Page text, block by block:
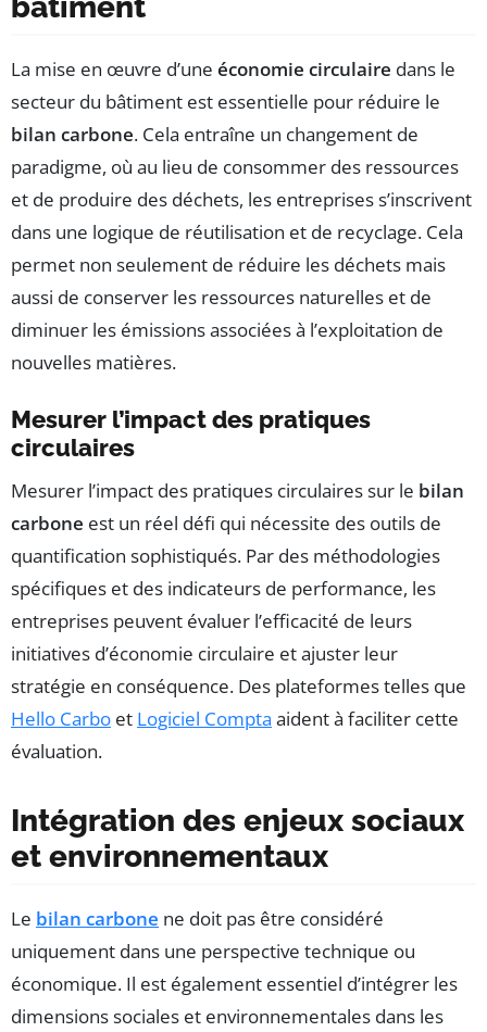
bâtiment
La mise en œuvre d’une économie circulaire dans le
secteur du bâtiment est essentielle pour réduire le
bilan carbone. Cela entraîne un changement de
paradigme, où au lieu de consommer des ressources
et de produire des déchets, les entreprises s’inscrivent
dans une logique de réutilisation et de recyclage. Cela
permet non seulement de réduire les déchets mais
aussi de conserver les ressources naturelles et de
diminuer les émissions associées à l’exploitation de
nouvelles matières.
Mesurer l’impact des pratiques
circulaires
Mesurer l’impact des pratiques circulaires sur le bilan
carbone est un réel défi qui nécessite des outils de
quantification sophistiqués. Par des méthodologies
spécifiques et des indicateurs de performance, les
entreprises peuvent évaluer l’efficacité de leurs
initiatives d’économie circulaire et ajuster leur
stratégie en conséquence. Des plateformes telles que
Hello Carbo et Logiciel Compta aident à faciliter cette
évaluation.
Intégration des enjeux sociaux
et environnementaux
Le bilan carbone ne doit pas être considéré
uniquement dans une perspective technique ou
économique. Il est également essentiel d’intégrer les
dimensions sociales et environnementales dans les